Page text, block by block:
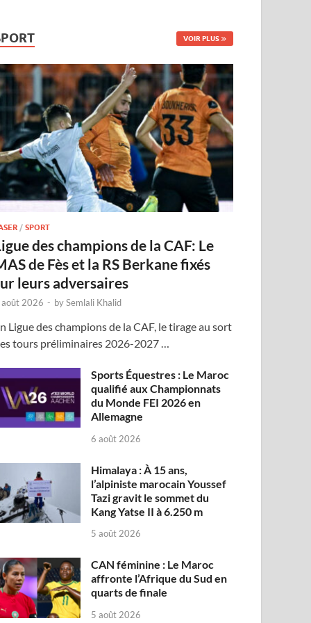
VOIR PLUS
/SPORT
des champions de la CAF: Le
de Fès et la RS Berkane fixés
leurs adversaires
2026 - bySemlali Khalid
Ligue des champions de la CAF, le tirage au sort
tours préliminaires 2026-2027 …
Sports Équestres : Le Maroc
qualifié aux Championnats
du Monde FEI 2026 en
Allemagne
6 août 2026
Himalaya : À 15 ans,
l’alpiniste marocain Youssef
Tazi gravit le sommet du
Kang Yatse II à 6.250 m
5 août 2026
CAN féminine : Le Maroc
affronte l’Afrique du Sud en
quarts de finale
5 août 2026